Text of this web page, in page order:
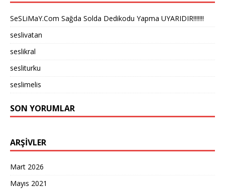
SeSLiMaY.Com Sağda Solda Dedikodu Yapma UYARIDIR!!!!!!!
seslivatan
seslikral
sesliturku
seslimelis
SON YORUMLAR
ARŞIVLER
Mart 2026
Mayıs 2021